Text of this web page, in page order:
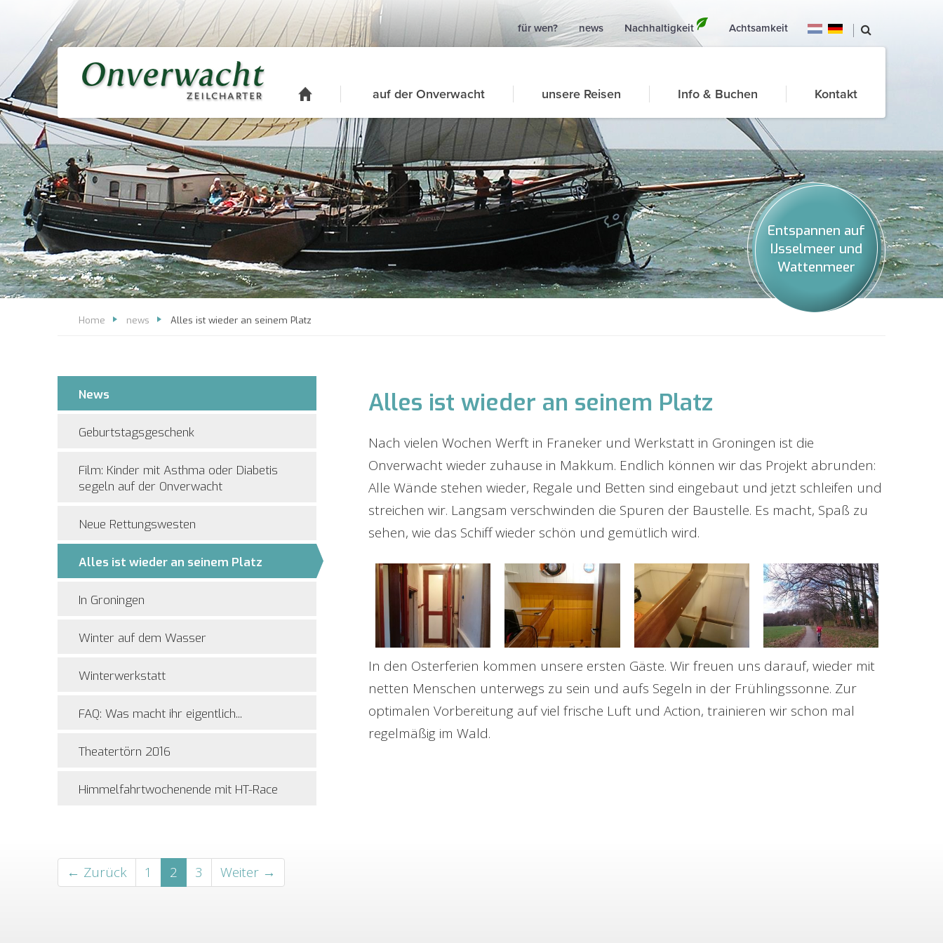
für wen? news Nachhaltigkeit Achtsamkeit
auf der Onverwacht unsere Reisen Info & Buchen Kontakt
Entspannen auf
IJsselmeer und
Wattenmeer
Home news Alles ist wieder an seinem Platz
News
Geburtstagsgeschenk
Film: Kinder mit Asthma oder Diabetis
segeln auf der Onverwacht
Neue Rettungswesten
Alles ist wieder an seinem Platz
In Groningen
Winter auf dem Wasser
Winterwerkstatt
FAQ: Was macht ihr eigentlich...
Theatertörn 2016
Himmelfahrtwochenende mit HT-Race
← Zurück 1 2 3 Weiter →
Alles ist wieder an seinem Platz
Nach vielen Wochen Werft in Franeker und Werkstatt in Groningen ist die
Onverwacht wieder zuhause in Makkum. Endlich können wir das Projekt abrunden:
Alle Wände stehen wieder, Regale und Betten sind eingebaut und jetzt schleifen und
streichen wir. Langsam verschwinden die Spuren der Baustelle. Es macht, Spaß zu
sehen, wie das Schiff wieder schön und gemütlich wird.
In den Osterferien kommen unsere ersten Gäste. Wir freuen uns darauf, wieder mit
netten Menschen unterwegs zu sein und aufs Segeln in der Frühlingssonne. Zur
optimalen Vorbereitung auf viel frische Luft und Action, trainieren wir schon mal
regelmäßig im Wald.